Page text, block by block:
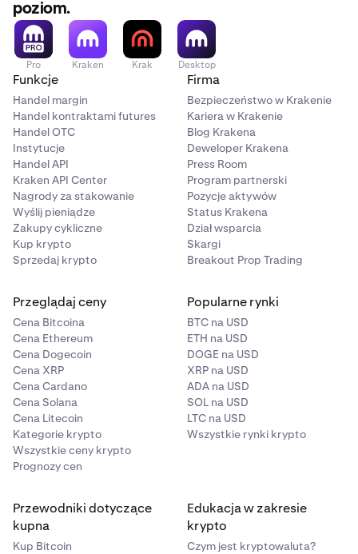
poziom.
Pro Kraken Krak Desktop
Funkcje
Handel margin
Handel kontraktami futures
Handel OTC
Instytucje
Handel API
Kraken API Center
Nagrody za stakowanie
Wyślij pieniądze
Zakupy cykliczne
Kup krypto
Sprzedaj krypto
Firma
Bezpieczeństwo w Krakenie
Kariera w Krakenie
Blog Krakena
Deweloper Krakena
Press Room
Program partnerski
Pozycje aktywów
Status Krakena
Dział wsparcia
Skargi
Breakout Prop Trading
Przeglądaj ceny
Cena Bitcoina
Cena Ethereum
Cena Dogecoin
Cena XRP
Cena Cardano
Cena Solana
Cena Litecoin
Kategorie krypto
Wszystkie ceny krypto
Prognozy cen
Popularne rynki
BTC na USD
ETH na USD
DOGE na USD
XRP na USD
ADA na USD
SOL na USD
LTC na USD
Wszystkie rynki krypto
Przewodniki dotyczące
kupna
Kup Bitcoin
Edukacja w zakresie
krypto
Czym jest kryptowaluta?